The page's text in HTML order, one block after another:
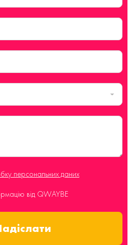
персональних даних
від QWAYBE